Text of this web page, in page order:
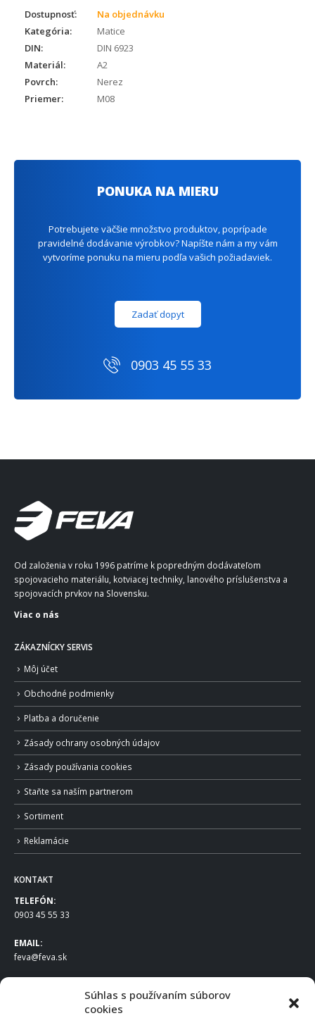
Súhlas s používaním súborov
cookies
Dostupnosť:
Na objednávku
Kategória:
Matice
DIN:
DIN 6923
Materiál:
A2
Povrch:
Nerez
Priemer:
M08
PONUKA NA MIERU
Potrebujete väčšie množstvo produktov, poprípade
pravidelné dodávanie výrobkov? Napíšte nám a my vám
vytvoríme ponuku na mieru podľa vašich požiadaviek.
Zadať dopyt
0903 45 55 33
Od založenia v roku 1996 patríme k popredným dodávateľom
spojovacieho materiálu, kotviacej techniky, lanového príslušenstva a
spojovacích prvkov na Slovensku.
Viac o nás
ZÁKAZNÍCKY SERVIS
Môj účet
Obchodné podmienky
Platba a doručenie
Zásady ochrany osobných údajov
Zásady používania cookies
Staňte sa naším partnerom
Sortiment
Reklamácie
KONTAKT
TELEFÓN:
0903 45 55 33
EMAIL:
feva@feva.sk
FEVA Slovakia SK s.r.o.